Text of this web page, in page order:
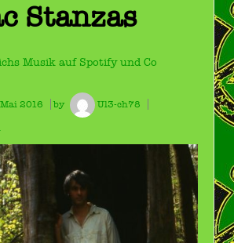
Stanzas
Musik auf Spotify und Co
2016 by Ul3-ch78